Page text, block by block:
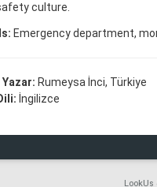
culture.
Emergency department,
Rumeysa İnci, Türkiye
İngilizce
LookUs